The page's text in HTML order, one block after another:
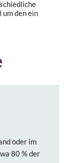
oder im
80 % der